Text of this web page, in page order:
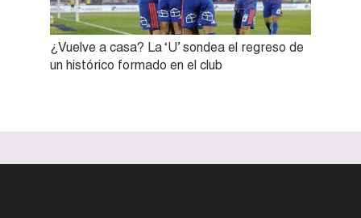
¿Vuelve a casa? La ‘U’ sondea el regreso de
un histórico formado en el club